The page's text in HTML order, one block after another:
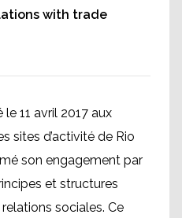
with trade
11 avril 2017 aux
sites d’activité de Rio
son engagement par
et structures
sociales. Ce